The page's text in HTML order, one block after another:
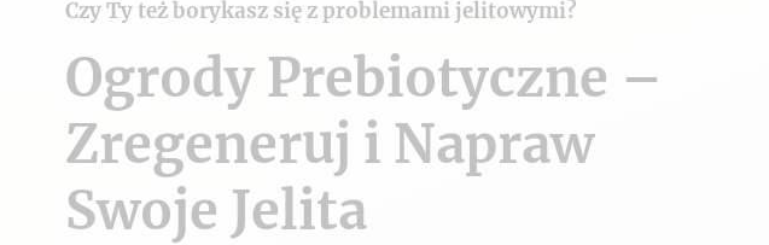
Czy Ty też borykasz się z problemami jelitowymi?
Ogrody Prebiotyczne –
Zregeneruj i Napraw
Swoje Jelita